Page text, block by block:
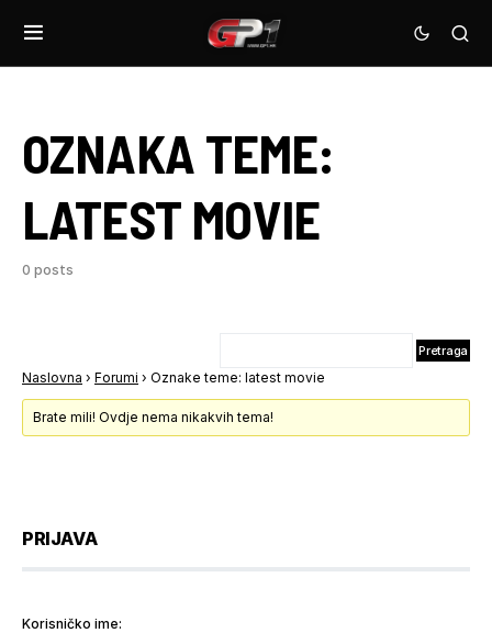
OZNAKA TEME:
LATEST MOVIE
0 posts
Naslovna › Forumi › Oznake teme: latest movie
Brate mili! Ovdje nema nikakvih tema!
PRIJAVA
Korisničko ime: